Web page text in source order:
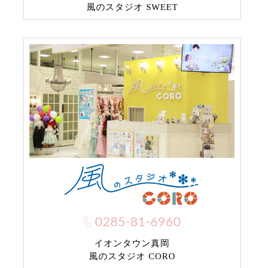
風のスタジオ SWEET
0285-81-6960
イオンタウン真岡
風のスタジオ CORO